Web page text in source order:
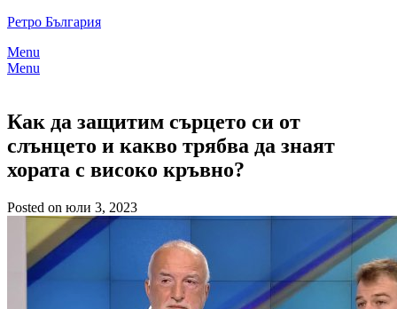
Skip
content
Ретро България
Menu
Menu
Как да защитим сърцето си от
слънцето и какво трябва да знаят
хората с високо кръвно?
Posted on юли 3, 2023